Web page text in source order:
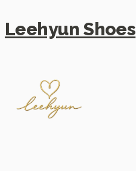
Leehyun Shoes